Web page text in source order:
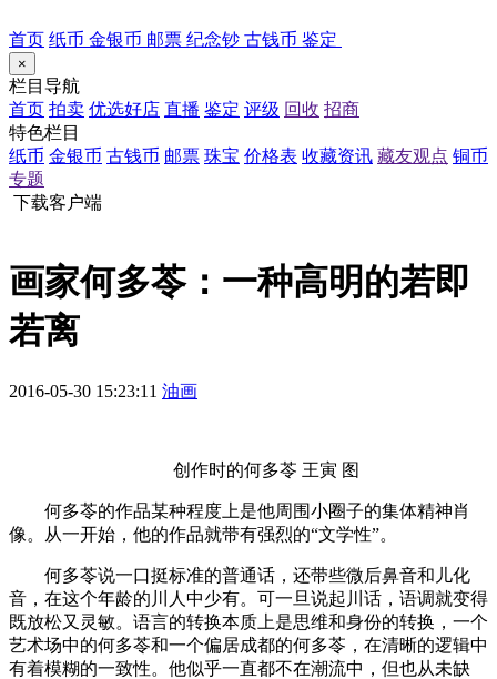
首页 纸币 金银币 邮票 纪念钞 古钱币 鉴定
×
栏目导航
首页 拍卖 优选好店 直播 鉴定 评级 回收 招商
特色栏目
纸币 金银币 古钱币 邮票 珠宝 价格表 收藏资讯 藏友观点 铜币
专题
下载客户端
画家何多苓：一种高明的若即
若离
2016-05-30 15:23:11 油画
创作时的何多苓 王寅 图
何多苓的作品某种程度上是他周围小圈子的集体精神肖
像。从一开始，他的作品就带有强烈的“文学性”。
何多苓说一口挺标准的普通话，还带些微后鼻音和儿化
音，在这个年龄的川人中少有。可一旦说起川话，语调就变得
既放松又灵敏。语言的转换本质上是思维和身份的转换，一个
艺术场中的何多苓和一个偏居成都的何多苓，在清晰的逻辑中
有着模糊的一致性。他似乎一直都不在潮流中，但也从未缺